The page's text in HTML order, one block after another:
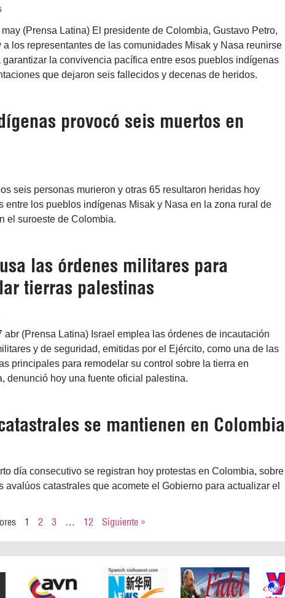
may (Prensa Latina) El presidente de Colombia, Gustavo Petro,
a los representantes de las comunidades Misak y Nasa reunirse
garantizar la convivencia pacífica entre esos pueblos indígenas
que dejaron seis fallecidos y decenas de heridos.
provocó seis muertos en
seis personas murieron y otras 65 resultaron heridas hoy
entre los pueblos indígenas Misak y Nasa en la zona rural de
el suroeste de Colombia.
las órdenes militares para
tierras palestinas
abr (Prensa Latina) Israel emplea las órdenes de incautación
y de seguridad, emitidas por el Ejército, como una de las
principales para remodelar su control sobre la tierra en
denunció hoy una fuente oficial palestina.
se mantienen en Colombia
día consecutivo se registran hoy protestas en Colombia, sobre
catastrales que acomete el Gobierno para actualizar el
1 2 3 … 12 Siguiente »